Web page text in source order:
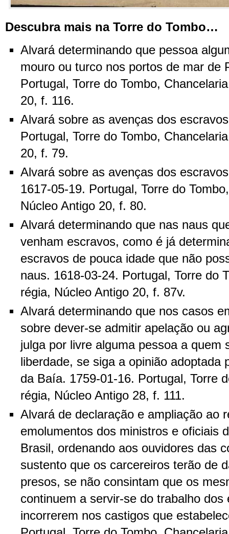
Descubra mais na Torre do Tombo…
Alvará determinando que pessoa
mouro ou turco nos portos de mar de
Portugal, Torre do Tombo,
20, f. 116.
Alvará sobre as avenças dos
Portugal, Torre do Tombo,
20, f. 79.
Alvará sobre as avenças dos
1617-05-19. Portugal, Torre do
Núcleo Antigo 20, f. 80.
Alvará determinando que nas naus
venham escravos, como é já
escravos de pouca idade que não
naus. 1618-03-24. Portugal, Torre do
régia, Núcleo Antigo 20, f. 87v.
Alvará determinando que nos casos
sobre dever-se admitir apelação ou
julga por livre alguma pessoa a quem
liberdade, se siga a opinião adoptada
da Baía. 1759-01-16. Portugal, Torre
régia, Núcleo Antigo 28, f. 111.
Alvará de declaração e ampliação ao
emolumentos dos ministros e oficiais
Brasil, ordenando aos ouvidores das
sustento que os carcereiros terão de
presos, se não consintam que os
continuem a servir-se do trabalho
incorrerem nos castigos que